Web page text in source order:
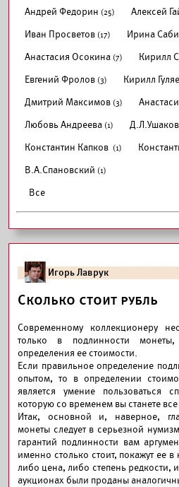
Андрей Федорин (25) Алексей
Иван Просветов (17) Ирина
Анастасия Осокина (7) Кирилл
Евгений Фролов (3) Кирилл
Дмитрий Максимов (3)
Любовь Андреева (1) Д.Л.Ушаков
Константин Капков (1)
В.А.Спановский (1)
Все
Игорь Лаврук
Сколько стоит рубль
Современному коллекционеру
только в подлинности
определения ее стоимости.
Если правильное определение
опытом, то в определении
является умение пользоваться
которую со временем вы станете все
Итак, основной и, наверное,
монеты следует в серьезной
гарантий подлинности вам
именно столько стоит, покажут ее в
либо цена, либо степень
аукционах были проданы